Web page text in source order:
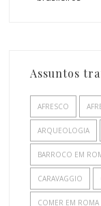
Assuntos
AFRESCO
ARQUEOLOGIA
BARROCO EM
CARAVAGGIO
COMER EM ROMA